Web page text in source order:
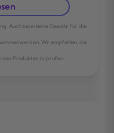
Auch kann keine Gewähr für die
werden. Wir empfehlen, die
des Produktes zu prüfen.